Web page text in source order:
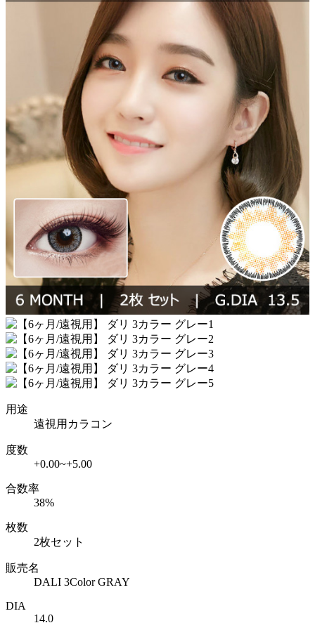
用途
遠視用カラコン
度数
+0.00~+5.00
合数率
38%
枚数
2枚セット
販売名
DALI 3Color GRAY
DIA
14.0